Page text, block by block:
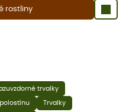
rostliny
trvalky
Trvalky